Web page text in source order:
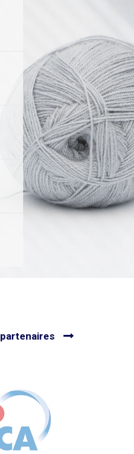
#ACTUALITE
03 Novembre 2025
Le CETTEX
Transition :
Officiel de ses
Formateurs
Économie Circulaire